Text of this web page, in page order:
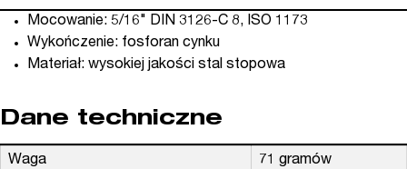
Mocowanie: 5/16" DIN 3126-C 8, ISO 1173
Wykończenie: fosforan cynku
Materiał: wysokiej jakości stal stopowa
Dane techniczne
Waga
71 gramów